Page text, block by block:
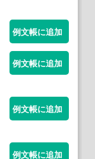
例文帳に追加
例文帳に追加
例文帳に追加
例文帳に追加